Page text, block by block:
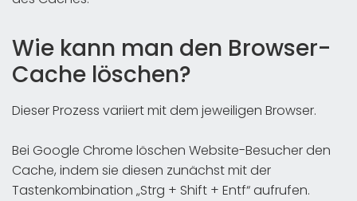
Wie kann man den Browser-
Cache löschen?
Dieser Prozess variiert mit dem jeweiligen Browser.
Bei Google Chrome löschen Website-Besucher den
Cache, indem sie diesen zunächst mit der
Tastenkombination „Strg + Shift + Entf“ aufrufen.